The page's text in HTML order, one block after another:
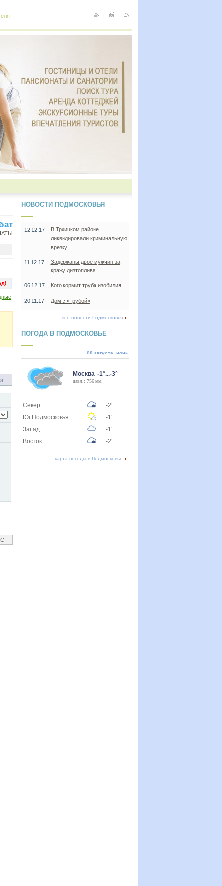
| |
НОВОСТИ ПОДМОСКОВЬЯ
12.12.17
В Троицком районе
ликвидировали криминальную
врезку
11.12.17
Задержаны двое мужчин за
кражу дизтоплива
06.12.17 Кого кормит труба изобилия
20.11.17 Дом с «трубой»
все новости Подмосковья
ПОГОДА В ПОДМОСКОВЬЕ
08 августа, ночь
Москва -1°...-3°
давл.: 756 мм.
Север
-2°
Юг Подмосковья
-1°
Запад
-1°
Восток
-2°
карта погоды в Подмосковье